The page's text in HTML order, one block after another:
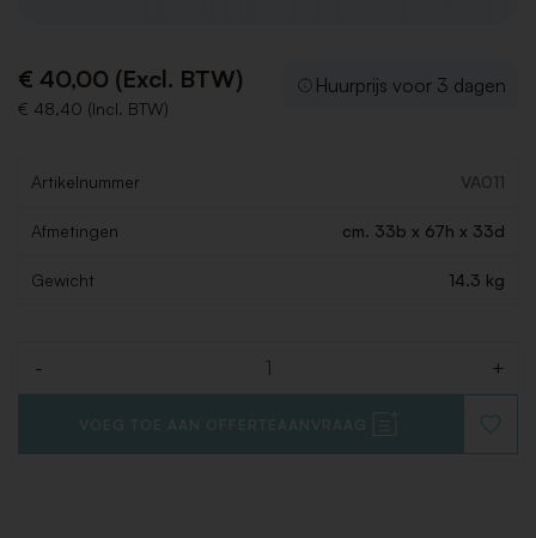
€ 40,00 (Excl. BTW)
€ 48,40 (Incl. BTW)
Huurprijs voor 3 dagen
Artikelnummer VA011
Afmetingen cm. 33b x 67h x 33d
Gewicht 14.3 kg
- +
VOEG TOE AAN OFFERTEAANVRAAG
TOE